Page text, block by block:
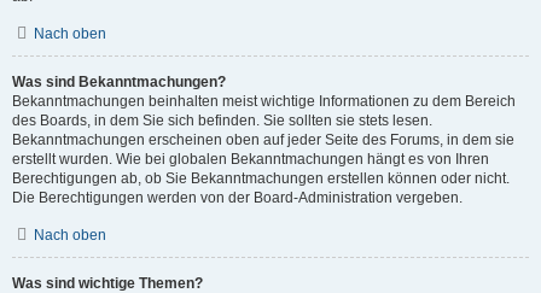
Nach oben
Was sind Bekanntmachungen?
Bekanntmachungen beinhalten meist wichtige Informationen zu dem Bereich
des Boards, in dem Sie sich befinden. Sie sollten sie stets lesen.
Bekanntmachungen erscheinen oben auf jeder Seite des Forums, in dem sie
erstellt wurden. Wie bei globalen Bekanntmachungen hängt es von Ihren
Berechtigungen ab, ob Sie Bekanntmachungen erstellen können oder nicht.
Die Berechtigungen werden von der Board-Administration vergeben.
Nach oben
Was sind wichtige Themen?